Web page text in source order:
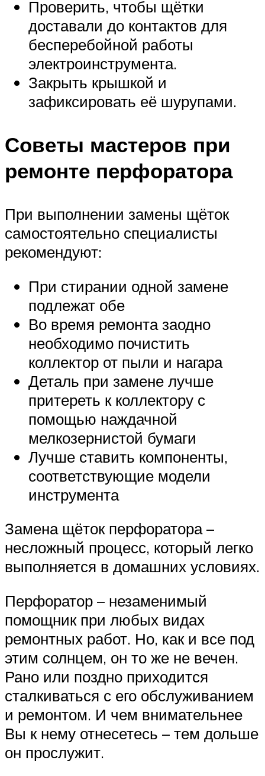
Проверить, чтобы щётки
доставали до контактов для
бесперебойной работы
электроинструмента.
Закрыть крышкой и
зафиксировать её шурупами.
Советы мастеров при
ремонте перфоратора
При выполнении замены щёток
самостоятельно специалисты
рекомендуют:
При стирании одной замене
подлежат обе
Во время ремонта заодно
необходимо почистить
коллектор от пыли и нагара
Деталь при замене лучше
притереть к коллектору с
помощью наждачной
мелкозернистой бумаги
Лучше ставить компоненты,
соответствующие модели
инструмента
Замена щёток перфоратора –
несложный процесс, который легко
выполняется в домашних условиях.
Перфоратор – незаменимый
помощник при любых видах
ремонтных работ. Но, как и все под
этим солнцем, он то же не вечен.
Рано или поздно приходится
сталкиваться с его обслуживанием
и ремонтом. И чем внимательнее
Вы к нему отнесетесь – тем дольше
он прослужит.